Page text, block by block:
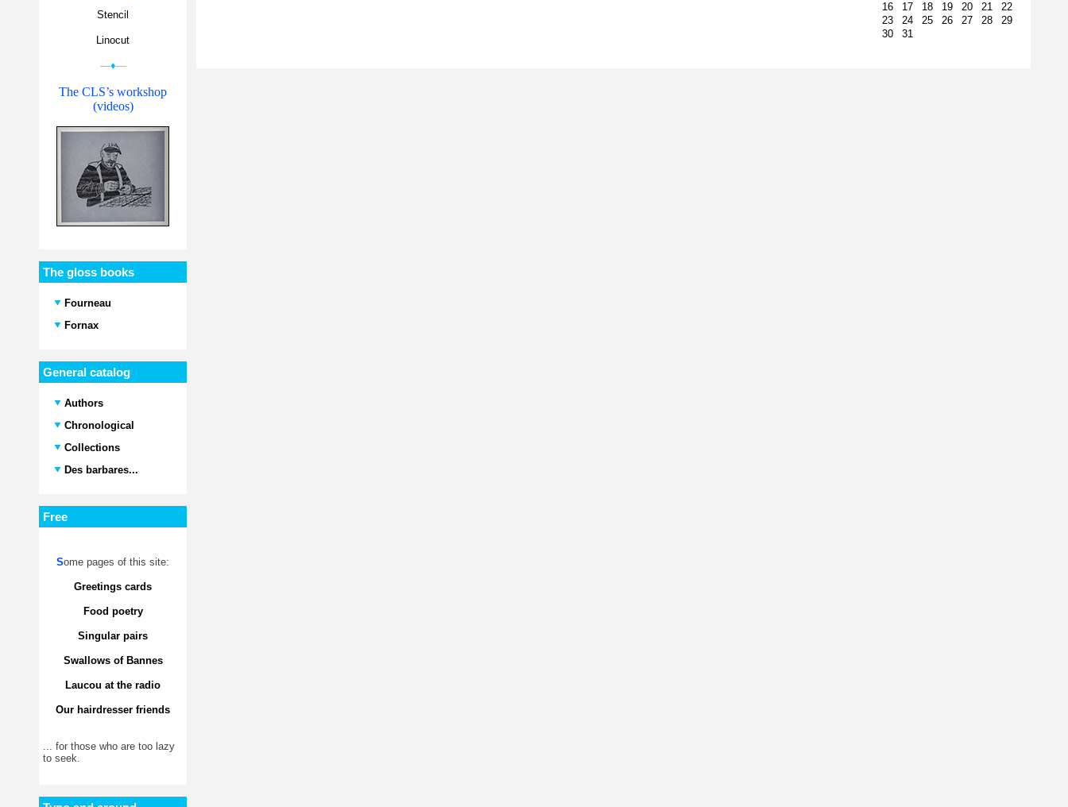
Stencil
Linocut
—♦—
The CLS’s workshop
(videos)
The gloss books
Fourneau
Fornax
General catalog
Authors
Chronological
Collections
Des barbares...
Free
Some pages of this site:
Greetings cards
Food poetry
Singular pairs
Swallows of Bannes
Laucou at the radio
Our hairdresser friends
... for those who are too lazy
to seek.
16
17 18 19 20 21
22
23
24 25 26 27 28
29
30
31